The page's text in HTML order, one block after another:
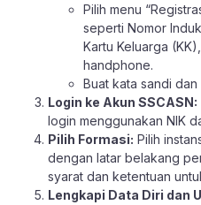
Pilih menu
seperti Nomor
Kartu Keluarga
handphone.
Buat kata sandi
Login ke Akun SSCASN:
login menggunakan NIK
Pilih Formasi: Pilih
dengan latar belakang
syarat dan ketentuan
Lengkapi Data Diri dan